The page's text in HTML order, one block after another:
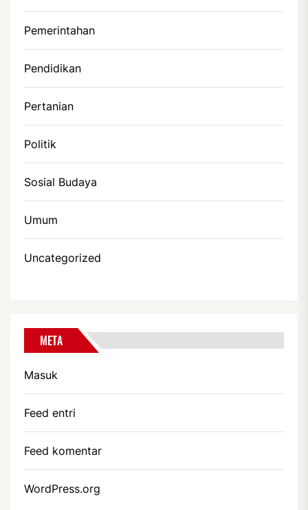
Pemerintahan
Pendidikan
Pertanian
Politik
Sosial Budaya
Umum
Uncategorized
META
Masuk
Feed entri
Feed komentar
WordPress.org